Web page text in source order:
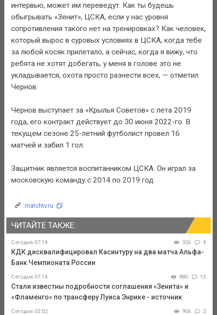
интервью, может им переведут. Как ты будешь
обыгрывать «Зенит», ЦСКА, если у нас уровня
сопротивления такого нет на тренировках? Как человек,
который вырос в суровых условиях в ЦСКА, когда тебе
за любой косяк прилетало, а сейчас, когда я вижу, что
ребята не хотят добегать, у меня в голове это не
укладывается, охота просто разнести всех, — отметил
Чернов.
Чернов выступает за «Крылья Советов» с лета 2019
года, его контракт действует до 30 июня 2022-го. В
текущем сезоне 25-летний футболист провел 16
матчей и забил 1 гол.
Защитник является воспитанником ЦСКА. Он играл за
московскую команду с 2014 по 2019 год.
matchtv.ru
ЧИТАЙТЕ ТАКЖЕ:
Сегодня 07:14 326 4
КДК дисквалифицировал Касинтуру на два матча Альфа-
Банк Чемпионата России
Сегодня 07:14 880 15
Стали известны подробности соглашения «Зенита» и
«Фламенго» по трансферу Луиса Энрике - источник
Сегодня 02:02 906 2